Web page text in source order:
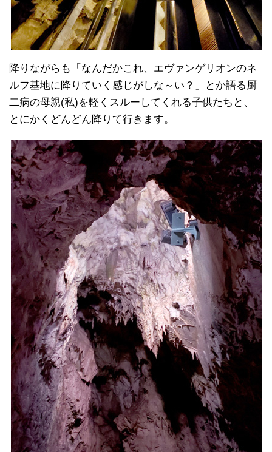
降りながらも「なんだかこれ、エヴァンゲリオンのネ
ルフ基地に降りていく感じがしな～い？」とか語る厨
二病の母親(私)を軽くスルーしてくれる子供たちと、
とにかくどんどん降りて行きます。